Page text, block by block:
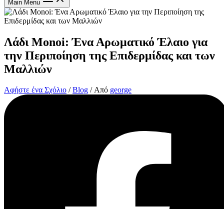
Main Menu
Λάδι Monoi: Ένα Αρωματικό Έλαιο για
την Περιποίηση της Επιδερμίδας και των
Μαλλιών
Αφήστε ένα Σχόλιο /Blog / Από george